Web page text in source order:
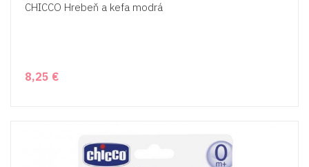
CHICCO Hrebeň a kefa modrá
8,25 €